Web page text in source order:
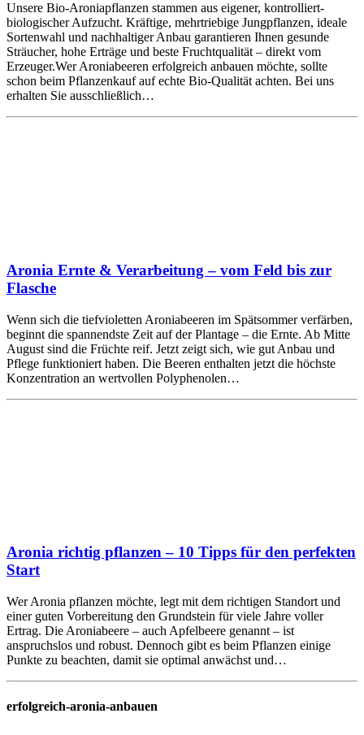
Unsere Bio-Aroniapflanzen stammen aus eigener, kontrolliert-
biologischer Aufzucht. Kräftige, mehrtriebige Jungpflanzen, ideale
Sortenwahl und nachhaltiger Anbau garantieren Ihnen gesunde
Sträucher, hohe Erträge und beste Fruchtqualität – direkt vom
Erzeuger.Wer Aroniabeeren erfolgreich anbauen möchte, sollte
schon beim Pflanzenkauf auf echte Bio-Qualität achten. Bei uns
erhalten Sie ausschließlich…
Aronia Ernte & Verarbeitung – vom Feld bis zur
Flasche
Wenn sich die tiefvioletten Aroniabeeren im Spätsommer verfärben,
beginnt die spannendste Zeit auf der Plantage – die Ernte. Ab Mitte
August sind die Früchte reif. Jetzt zeigt sich, wie gut Anbau und
Pflege funktioniert haben. Die Beeren enthalten jetzt die höchste
Konzentration an wertvollen Polyphenolen…
Aronia richtig pflanzen – 10 Tipps für den perfekten
Start
Wer Aronia pflanzen möchte, legt mit dem richtigen Standort und
einer guten Vorbereitung den Grundstein für viele Jahre voller
Ertrag. Die Aroniabeere – auch Apfelbeere genannt – ist
anspruchslos und robust. Dennoch gibt es beim Pflanzen einige
Punkte zu beachten, damit sie optimal anwächst und…
erfolgreich-aronia-anbauen